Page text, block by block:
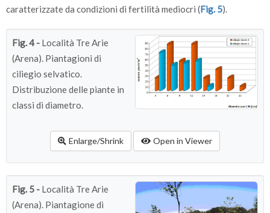
caratterizzate da condizioni di fertilità mediocri (Fig. 5).
Fig. 4 - Località Tre Arie
(Arena). Piantagioni di
ciliegio selvatico.
Distribuzione delle piante in
classi di diametro.
Enlarge/Shrink Open in Viewer
Fig. 5 - Località Tre Arie
(Arena). Piantagione di